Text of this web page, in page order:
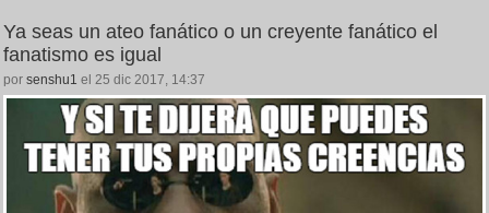
Ya seas un ateo fanático o un creyente fanático el
fanatismo es igual
por senshu1 el 25 dic 2017, 14:37